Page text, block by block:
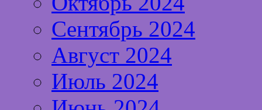
Сентябрь 2024
Август 2024
Июль 2024